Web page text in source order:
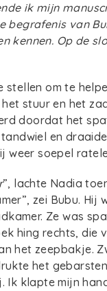
ik mijn
begrafenis van
kennen. Op de
stellen om te
stuur en het
doordat het
en
weer soepel
”, lachte Nadia
zei Bubu.
Ze was
hing rechts, die
het zeepbakje.
het
Ik klapte mijn